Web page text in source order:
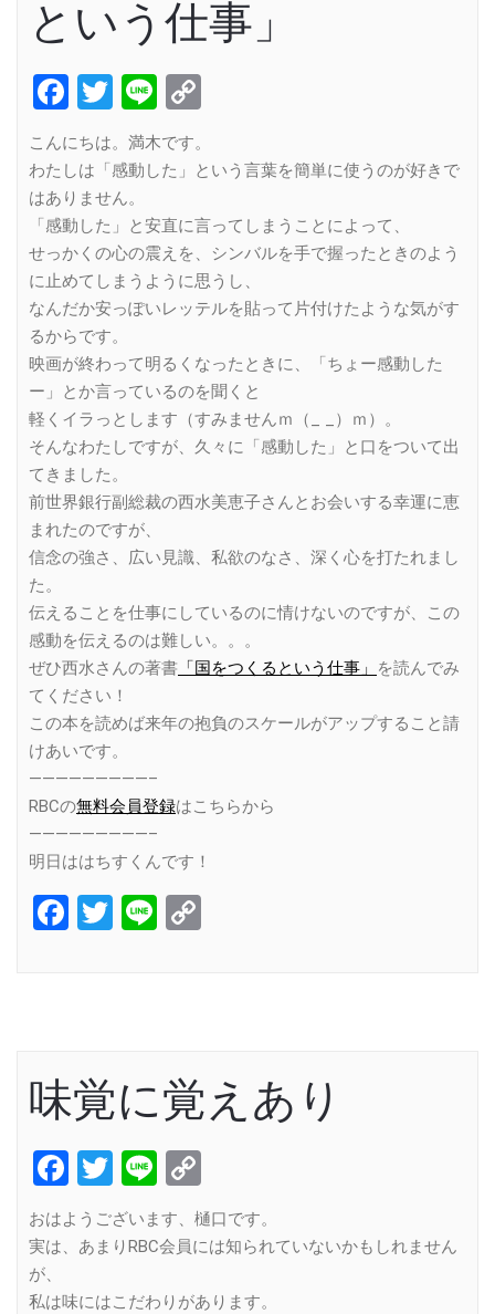
という仕事」
Facebook
Twitter
Line
こんにちは。満木です。
わたしは「感動した」という言葉を簡単に使うのが好きで
はありません。
「感動した」と安直に言ってしまうことによって、
せっかくの心の震えを、シンバルを手で握ったときのよう
に止めてしまうように思うし、
なんだか安っぽいレッテルを貼って片付けたような気がす
るからです。
映画が終わって明るくなったときに、「ちょー感動した
ー」とか言っているのを聞くと
軽くイラっとします（すみませんｍ（_ _）ｍ）。
そんなわたしですが、久々に「感動した」と口をついて出
てきました。
前世界銀行副総裁の西水美恵子さんとお会いする幸運に恵
まれたのですが、
信念の強さ、広い見識、私欲のなさ、深く心を打たれまし
た。
伝えることを仕事にしているのに情けないのですが、この
感動を伝えるのは難しい。。。
ぜひ西水さんの著書 「国をつくるという仕事」
を読んでみ
てください！
この本を読めば来年の抱負のスケールがアップすること請
けあいです。
—————————–
RBCの無料会員登録はこちらから
—————————–
明日ははちすくんです！
Facebook
Twitter
Line
味覚に覚えあり
Facebook
Twitter
Line
Link
おはようございます、樋口です。
実は、あまりRBC会員には知られていないかもしれません
が、
私は味にはこだわりがあります。